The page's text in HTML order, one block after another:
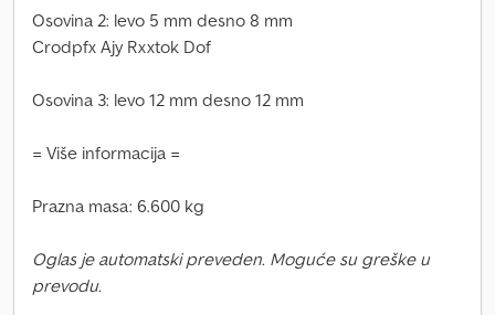
Osovina 2: levo 5 mm desno 8 mm
Crodpfx Ajy Rxxtok Dof
Osovina 3: levo 12 mm desno 12 mm
= Više informacija =
Prazna masa: 6.600 kg
Oglas je automatski preveden. Moguće su greške u
prevodu.